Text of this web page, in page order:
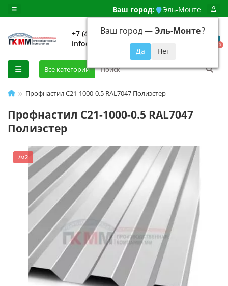
Ваш город: Эль-Монте
Ваш город —Эль-Монте?
+7 (499) 648-92-94
info@evroshtaketnikmoskva.ru
0
Все категории
Профнастил C21-1000-0.5 RAL7047 Полиэстер
Профнастил C21-1000-0.5 RAL7047
Полиэстер
/м2